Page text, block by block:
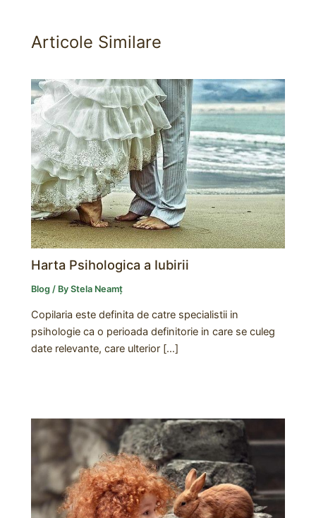
Articole Similare
Harta Psihologica a Iubirii
Blog / ByStela Neamț
Copilaria este definita de catre specialistii in
psihologie ca o perioada definitorie in care se culeg
date relevante, care ulterior […]